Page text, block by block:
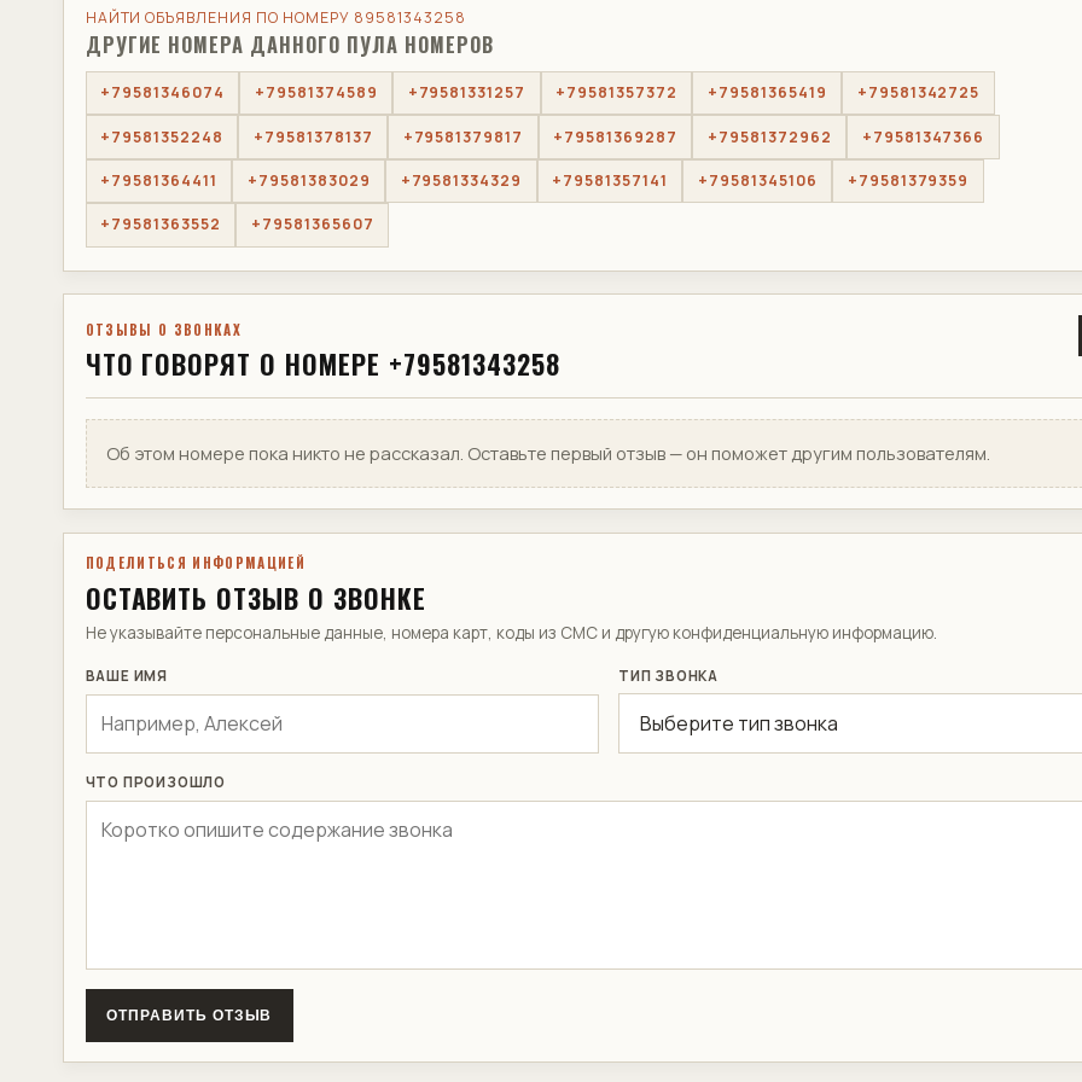
НАЙТИ ОБЪЯВЛЕНИЯ ПО НОМЕРУ 89581343258
ДРУГИЕ НОМЕРА ДАННОГО ПУЛА НОМЕРОВ
+79581346074 +79581374589 +79581331257 +79581357372 +79581365419 +79581342725
+79581352248 +79581378137 +79581379817 +79581369287 +79581372962 +79581347366
+79581364411 +79581383029 +79581334329 +79581357141 +79581345106 +79581379359
+79581363552 +79581365607
ОТЗЫВЫ О ЗВОНКАХ
ЧТО ГОВОРЯТ О НОМЕРЕ +79581343258
Об этом номере пока никто не рассказал. Оставьте первый отзыв — он поможет другим пользователям.
ПОДЕЛИТЬСЯ ИНФОРМАЦИЕЙ
ОСТАВИТЬ ОТЗЫВ О ЗВОНКЕ
Не указывайте персональные данные, номера карт, коды из СМС и другую конфиденциальную информацию.
ВАШЕ ИМЯ ТИП ЗВОНКА
ЧТО ПРОИЗОШЛО
ОТПРАВИТЬ ОТЗЫВ